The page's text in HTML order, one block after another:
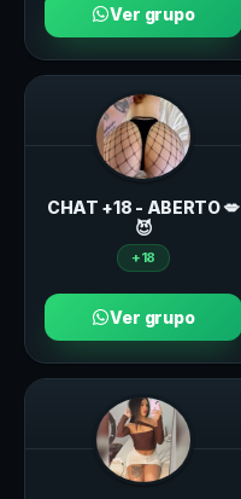
Ver grupo
CHAT +18 - ABERTO 💋
😈
+18
Ver grupo